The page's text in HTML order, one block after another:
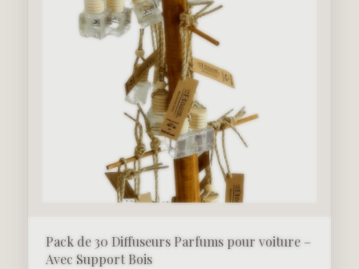
Pack de 30 Diffuseurs Parfums pour voiture –
Avec Support Bois